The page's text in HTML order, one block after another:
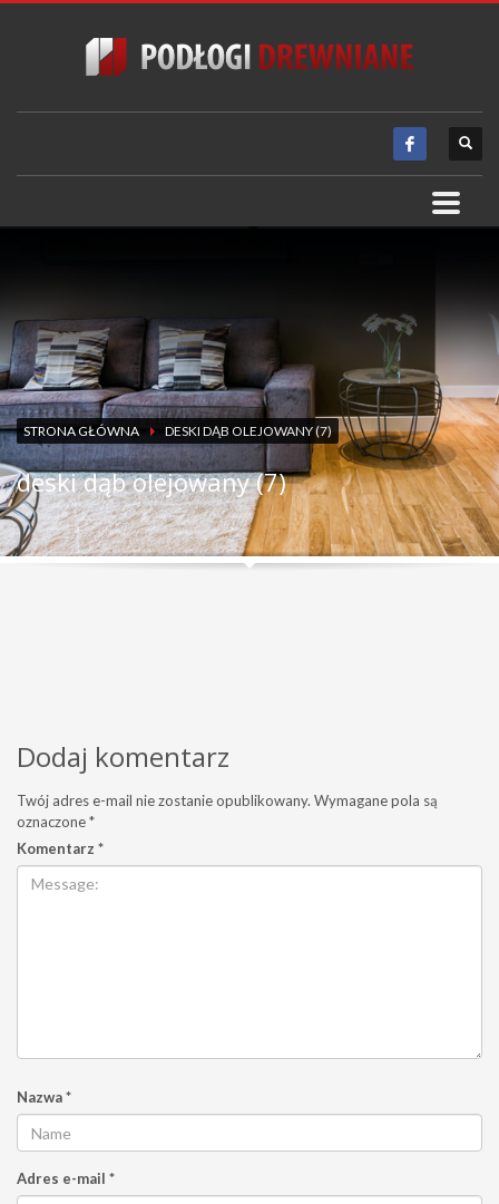
STRONA GŁÓWNA DESKI DĄB OLEJOWANY (7)
deski dąb olejowany (7)
Dodaj komentarz
Twój adres e-mail nie zostanie opublikowany. Wymagane pola są
oznaczone*
Komentarz *
Nazwa*
Adres e-mail *